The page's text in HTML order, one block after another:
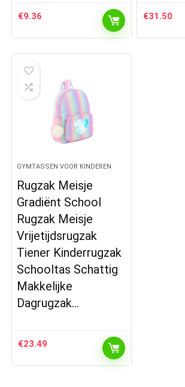
€9.36 €31.50
GYMTASSEN VOOR KINDEREN
Rugzak Meisje
Gradiënt School
Rugzak Meisje
Vrijetijdsrugzak
Tiener Kinderrugzak
Schooltas Schattig
Makkelijke
Dagrugzak…
€23.49